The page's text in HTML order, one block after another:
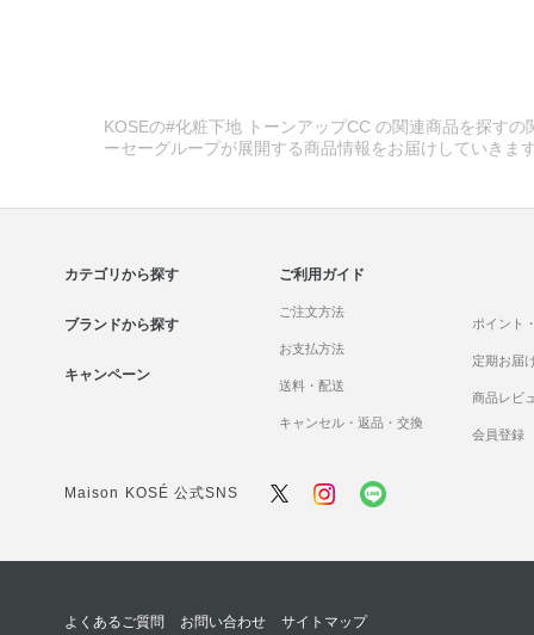
KOSEの#化粧下地 トーンアップCC の関連商品を探す
ーセーグループが展開する商品情報をお届けしていきま
カテゴリから探す
ブランドから探す
キャンペーン
ご利用ガイド
ご注文方法
お支払方法
送料・配送
キャンセル・返品・交換
ポイント
定期お届
商品レビ
会員登録
Maison KOSÉ 公式SNS
よくあるご質問 お問い合わせ サイトマップ